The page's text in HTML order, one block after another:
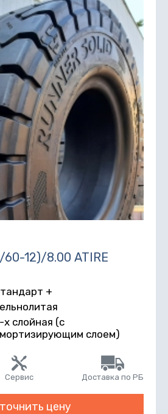
12)/8.00 ATIRE
+
х слойная (с
слоем)
Сервис Доставка по РБ
цену